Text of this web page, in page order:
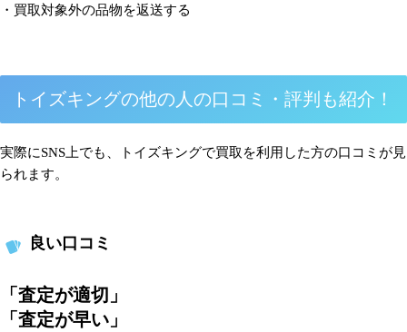
・買取対象外の品物を返送する
トイズキングの他の人の口コミ・評判も紹介！
実際にSNS上でも、トイズキングで買取を利用した方の口コミが見
られます。
良い口コミ
「査定が適切」
「査定が早い」